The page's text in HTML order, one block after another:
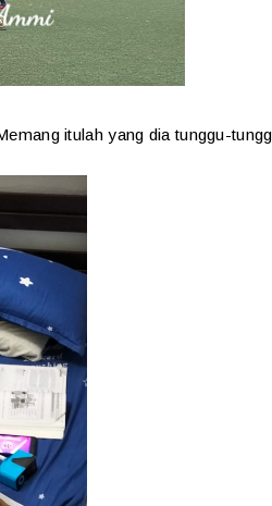
itulah yang dia tunggu-